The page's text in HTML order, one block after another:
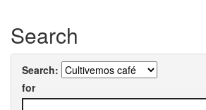
Search
Search:
for